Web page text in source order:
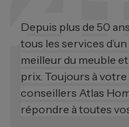
Depuis plus de 50
tous les services
meilleur du meuble
prix. Toujours à
conseillers Atlas
répondre à toutes